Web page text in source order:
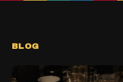
BLOG